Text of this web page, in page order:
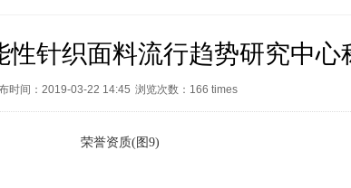
性针织面料流行趋势研究中心
时间：2019-03-22 14:45 浏览次数： 166 times